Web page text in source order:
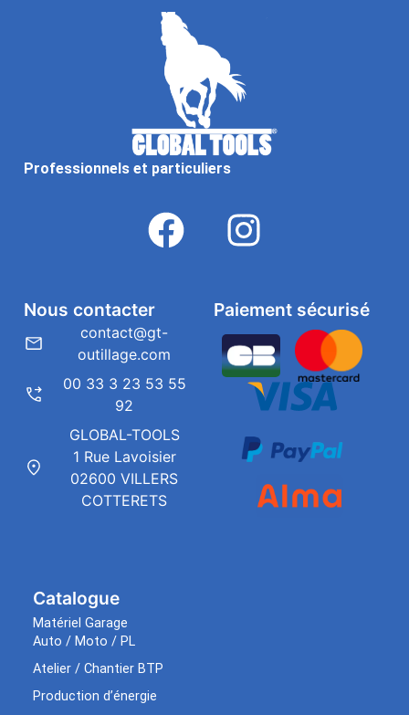
Professionnels et particuliers
Catalogue
Matériel Garage
Auto / Moto / PL
Atelier / Chantier BTP
Production d’énergie
Paiement sécurisé
Nous contacter
contact@gt-
outillage.com
00 33 3 23 53 55
92
GLOBAL-TOOLS
1 Rue Lavoisier
02600 VILLERS
COTTERETS